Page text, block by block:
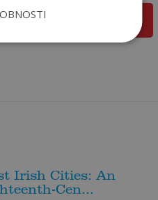
pridať do košíka
Irish Cities: An
Cen...